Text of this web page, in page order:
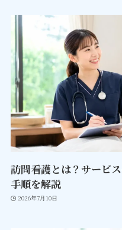
訪問看護とは？サービ
手順を解説
2026年7月10日